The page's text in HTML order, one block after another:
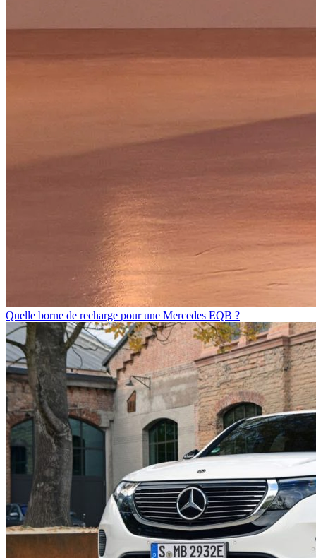
Quelle borne de recharge pour une Mercedes EQB ?